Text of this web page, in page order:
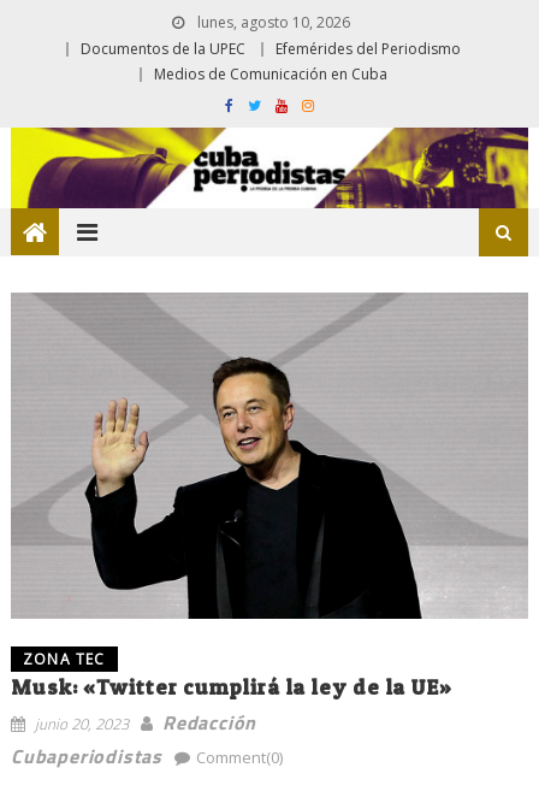
lunes, agosto 10, 2026
Documentos de la UPEC
Efemérides del Periodismo
Medios de Comunicación en Cuba
ZONA TEC
Musk: «Twitter cumplirá la ley de la UE»
junio 20, 2023
Redacción
Cubaperiodistas
Comment(0)